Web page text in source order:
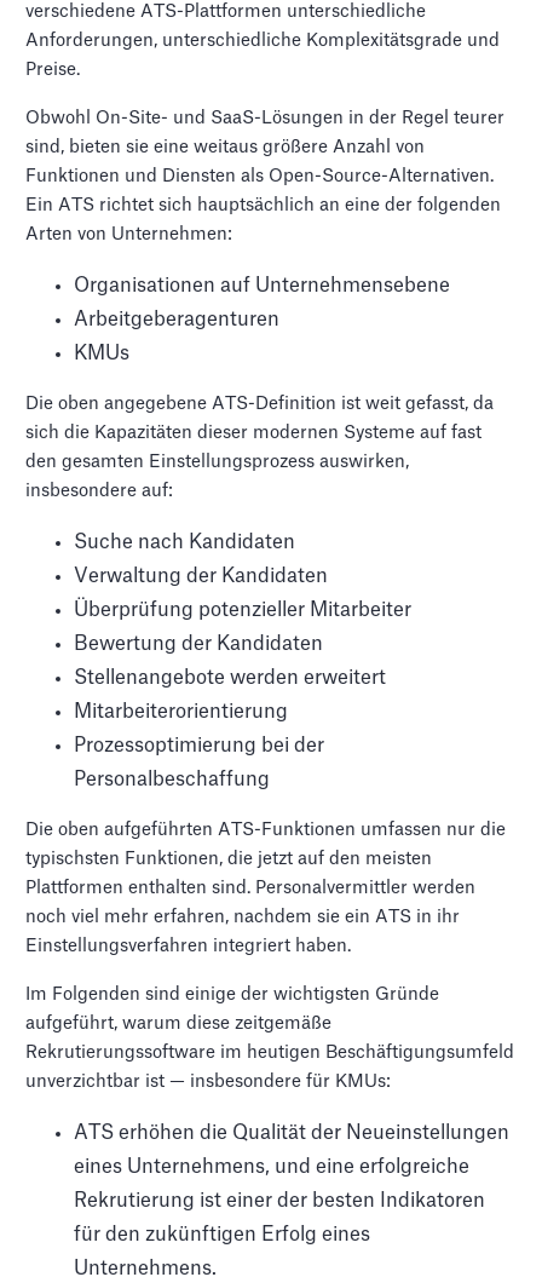
verschiedene ATS-Plattformen unterschiedliche
Anforderungen, unterschiedliche Komplexitätsgrade und
Preise.
Obwohl On-Site- und SaaS-Lösungen in der Regel teurer
sind, bieten sie eine weitaus größere Anzahl von
Funktionen und Diensten als Open-Source-Alternativen.
Ein ATS richtet sich hauptsächlich an eine der folgenden
Arten von Unternehmen:
Organisationen auf Unternehmensebene
Arbeitgeberagenturen
KMUs
Die oben angegebene ATS-Definition ist weit gefasst, da
sich die Kapazitäten dieser modernen Systeme auf fast
den gesamten Einstellungsprozess auswirken,
insbesondere auf:
Suche nach Kandidaten
Verwaltung der Kandidaten
Überprüfung potenzieller Mitarbeiter
Bewertung der Kandidaten
Stellenangebote werden erweitert
Mitarbeiterorientierung
Prozessoptimierung bei der
Personalbeschaffung
Die oben aufgeführten ATS-Funktionen umfassen nur die
typischsten Funktionen, die jetzt auf den meisten
Plattformen enthalten sind. Personalvermittler werden
noch viel mehr erfahren, nachdem sie ein ATS in ihr
Einstellungsverfahren integriert haben.
Im Folgenden sind einige der wichtigsten Gründe
aufgeführt, warum diese zeitgemäße
Rekrutierungssoftware im heutigen Beschäftigungsumfeld
unverzichtbar ist — insbesondere für KMUs:
ATS erhöhen die Qualität der Neueinstellungen
eines Unternehmens, und eine erfolgreiche
Rekrutierung ist einer der besten Indikatoren
für den zukünftigen Erfolg eines
Unternehmens.